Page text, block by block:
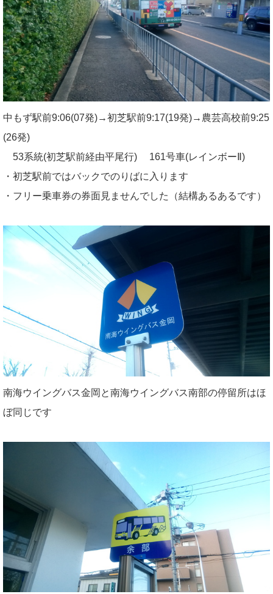
中もず駅前9:06(07発)→初芝駅前9:17(19発)→農芸高校前9:25
(26発)
53系統(初芝駅前経由平尾行) 161号車(レインボーⅡ)
・初芝駅前ではバックでのりばに入ります
・フリー乗車券の券面見ませんでした（結構あるあるです）
南海ウイングバス金岡と南海ウイングバス南部の停留所はほ
ぼ同じです